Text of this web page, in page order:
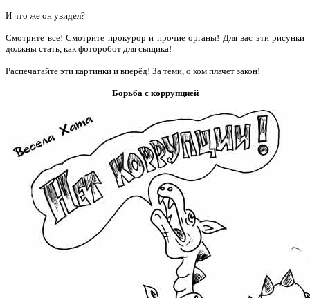
И что же он увидел?
Смотрите все! Смотрите прокурор и прочие органы! Для вас эти рисунки
должны стать, как фоторобот для сыщика!
Распечатайте эти картинки и вперёд! За теми, о ком плачет закон!
Борьба с коррупцией